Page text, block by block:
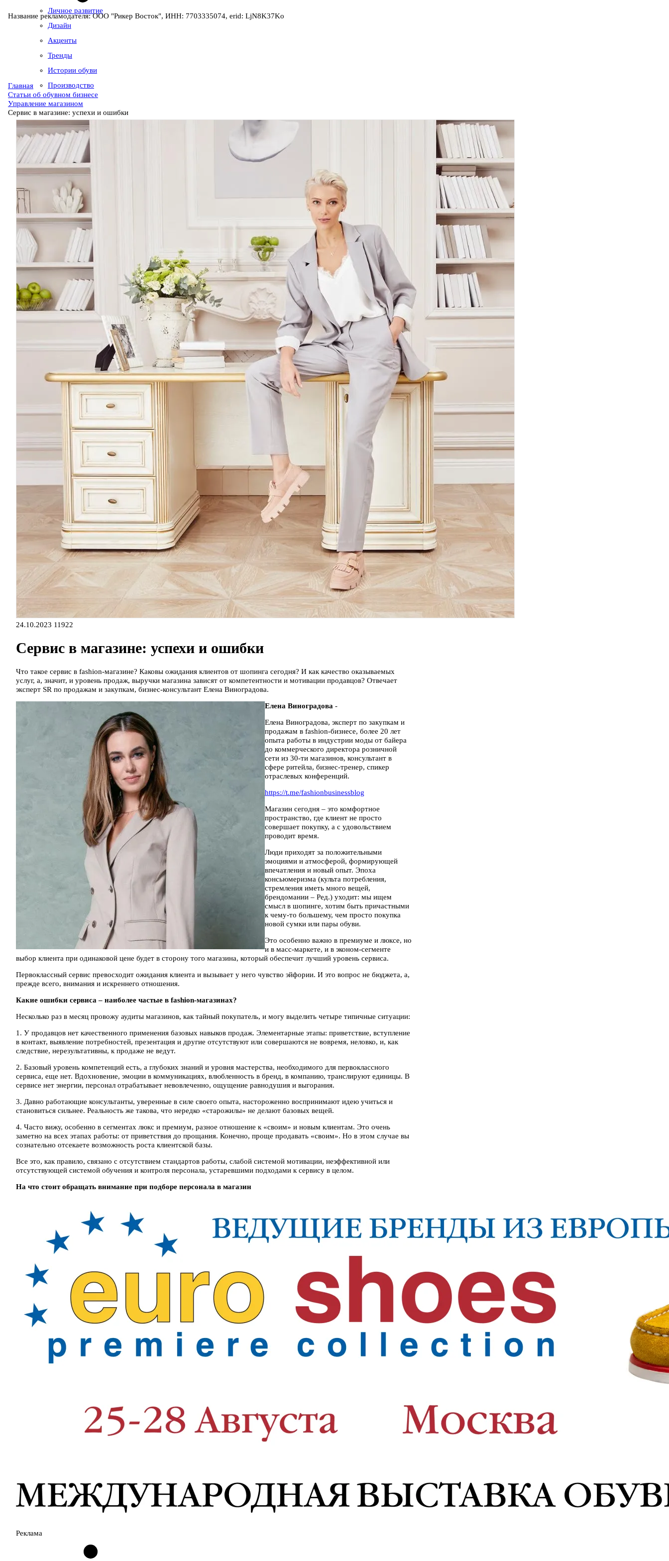
Личное развитие
Дизайн
Акценты
Тренды
Истории обуви
Производство
Название рекламодателя: ООО "Рикер Восток", ИНН: 7703335074, erid: LjN8K37Ko
Главная
Статьи об обувном бизнесе
Управление магазином
Сервис в магазине: успехи и ошибки
24.10.2023 11922
Сервис в магазине: успехи и ошибки
Что такое сервис в fashion-магазине? Каковы ожидания клиентов от шопинга сегодня? И как качество оказываемых
услуг, а, значит, и уровень продаж, выручки магазина зависят от компетентности и мотивации продавцов? Отвечает
эксперт SR по продажам и закупкам, бизнес-консультант Елена Виноградова.
Елена Виноградова -
Елена Виноградова, эксперт по закупкам и
продажам в fashion-бизнесе, более 20 лет
опыта работы в индустрии моды от байера
до коммерческого директора розничной
сети из 30-ти магазинов, консультант в
сфере ритейла, бизнес-тренер, спикер
отраслевых конференций.
https://t.me/fashionbusinessblog
Магазин сегодня – это комфортное
пространство, где клиент не просто
совершает покупку, а с удовольствием
проводит время.
Люди приходят за положительными
эмоциями и атмосферой, формирующей
впечатления и новый опыт. Эпоха
консьюмеризма (культа потребления,
стремления иметь много вещей,
брендомании – Ред.) уходит: мы ищем
смысл в шопинге, хотим быть причастными
к чему-то большему, чем просто покупка
новой сумки или пары обуви.
Это особенно важно в премиуме и люксе, но
и в масс-маркете, и в эконом-сегменте
выбор клиента при одинаковой цене будет в сторону того магазина, который обеспечит лучший уровень сервиса.
Первоклассный сервис превосходит ожидания клиента и вызывает у него чувство эйфории. И это вопрос не бюджета, а,
прежде всего, внимания и искреннего отношения.
Какие ошибки сервиса – наиболее частые в fashion-магазинах?
Несколько раз в месяц провожу аудиты магазинов, как тайный покупатель, и могу выделить четыре типичные ситуации:
1. У продавцов нет качественного применения базовых навыков продаж. Элементарные этапы: приветствие, вступление
в контакт, выявление потребностей, презентация и другие отсутствуют или совершаются не вовремя, неловко, и, как
следствие, нерезультативны, к продаже не ведут.
2. Базовый уровень компетенций есть, а глубоких знаний и уровня мастерства, необходимого для первоклассного
сервиса, еще нет. Вдохновение, эмоции в коммуникациях, влюбленность в бренд, в компанию, транслируют единицы. В
сервисе нет энергии, персонал отрабатывает невовлеченно, ощущение равнодушия и выгорания.
3. Давно работающие консультанты, уверенные в силе своего опыта, настороженно воспринимают идею учиться и
становиться сильнее. Реальность же такова, что нередко «старожилы» не делают базовых вещей.
4. Часто вижу, особенно в сегментах люкс и премиум, разное отношение к «своим» и новым клиентам. Это очень
заметно на всех этапах работы: от приветствия до прощания. Конечно, проще продавать «своим». Но в этом случае вы
сознательно отсекаете возможность роста клиентской базы.
Все это, как правило, связано с отсутствием стандартов работы, слабой системой мотивации, неэффективной или
отсутствующей системой обучения и контроля персонала, устаревшими подходами к сервису в целом.
На что стоит обращать внимание при подборе персонала в магазин
Реклама